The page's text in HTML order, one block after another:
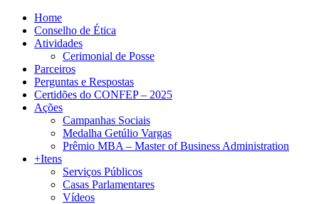
Home
Conselho de Ética
Atividades
Cerimonial de Posse
Parceiros
Perguntas e Respostas
Certidões do CONFEP – 2025
Ações
Campanhas Sociais
Medalha Getúlio Vargas
Prêmio MBA – Master of Business Administration
+Itens
Serviços Públicos
Casas Parlamentares
Vídeos